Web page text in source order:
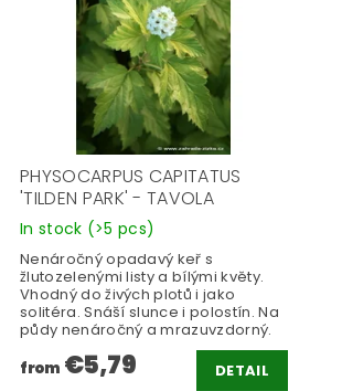
PHYSOCARPUS CAPITATUS
'TILDEN PARK' - TAVOLA
In stock (>5 pcs)
Nenáročný opadavý keř s
žlutozelenými listy a bílými květy.
Vhodný do živých plotů i jako
solitéra. Snáší slunce i polostín. Na
půdy nenáročný a mrazuvzdorný.
from €5,79 DETAIL